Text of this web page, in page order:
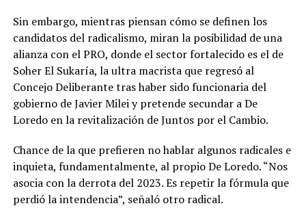
Sin embargo, mientras piensan cómo se definen los
candidatos del radicalismo, miran la posibilidad de una
alianza con el PRO, donde el sector fortalecido es el de
Soher El Sukaría, la ultra macrista que regresó al
Concejo Deliberante tras haber sido funcionaria del
gobierno de Javier Milei y pretende secundar a De
Loredo en la revitalización de Juntos por el Cambio.
Chance de la que prefieren no hablar algunos radicales e
inquieta, fundamentalmente, al propio De Loredo. “Nos
asocia con la derrota del 2023. Es repetir la fórmula que
perdió la intendencia”, señaló otro radical.